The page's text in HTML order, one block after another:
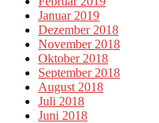
Januar 2019
Dezember 2018
November 2018
Oktober 2018
September 2018
August 2018
Juli 2018
Juni 2018